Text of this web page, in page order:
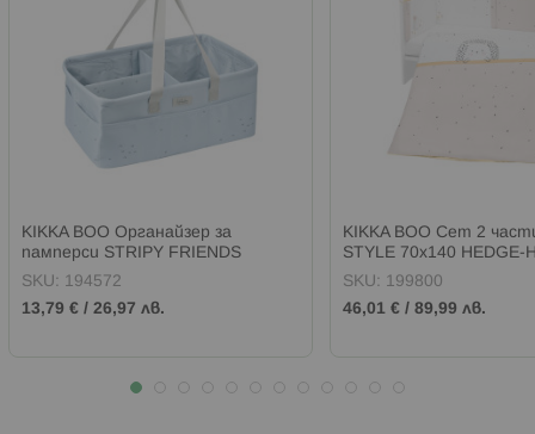
KIKKA BOO Органайзер за
памперси STRIPY FRIENDS
SKU: 194572
13,79 € / 26,97 лв.
KIKKA BOO Сет 2
STYLE 70х140 HEDGE-
SKU: 199800
46,01 € / 89,99 лв.